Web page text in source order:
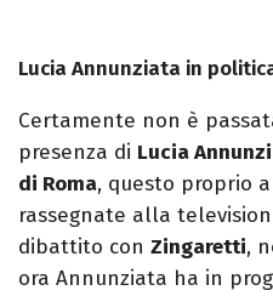
Lucia Annunziata in
Certamente non è
presenza di Lucia
di Roma, questo proprio
rassegnate alla
dibattito con Zingaretti,
ora Annunziata ha in